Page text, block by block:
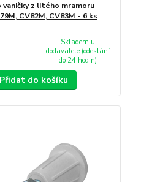
vaničky z litého mramoru
CV82M, CV83M - 6 ks
Skladem u
dodavatele (odeslání
do 24 hodin)
Přidat do košíku